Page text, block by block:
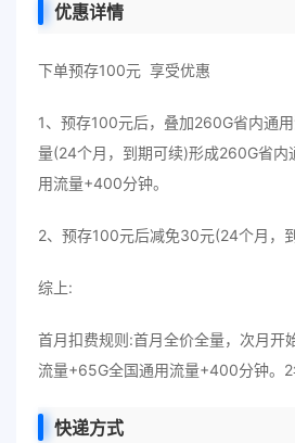
优惠详情
下单预存100元 享受优惠
1、预存100元后，叠加260G省内通
量(24个月，到期可续)形成260G省内
用流量+400分钟。
2、预存100元后减免30元(24个月，
综上:
首月扣费规则:首月全价全量，次月开
流量+65G全国通用流量+400分钟。
快递方式